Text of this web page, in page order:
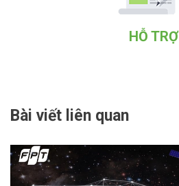
HỖ TRỢ
Bài viết liên quan